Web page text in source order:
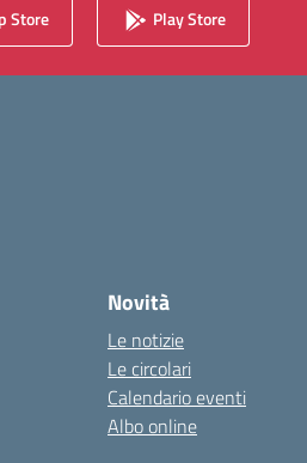
Store Play Store
Novità
Le notizie
Le circolari
Calendario eventi
Albo online